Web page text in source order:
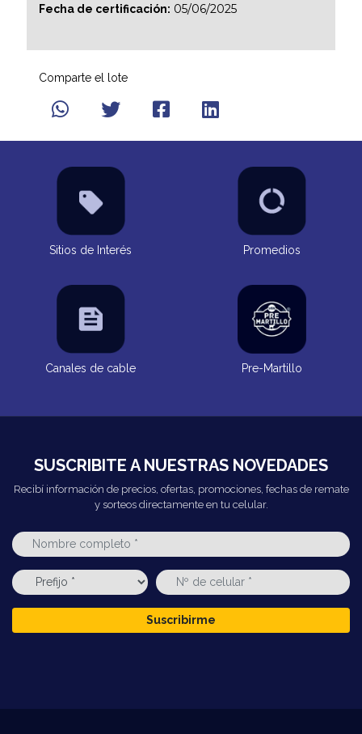
Fecha de certificación: 05/06/2025
Comparte el lote
Sitios de Interés Promedios
Canales de cable Pre-Martillo
SUSCRIBITE A NUESTRAS NOVEDADES
Recibí información de precios, ofertas, promociones, fechas de remate
y sorteos directamente en tu celular.
Suscribirme